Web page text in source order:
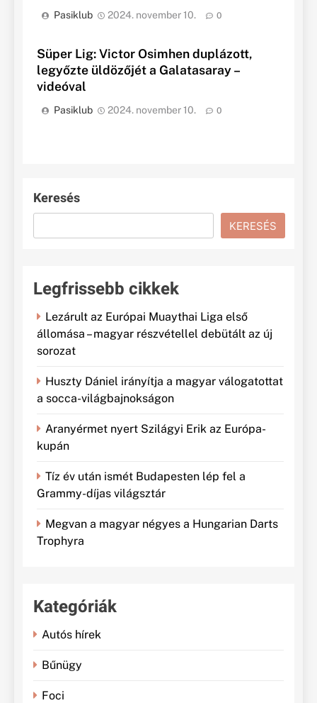
Pasiklub 2024. november 10. 0
Süper Lig: Victor Osimhen duplázott,
legyőzte üldözőjét a Galatasaray –
videóval
Pasiklub 2024. november 10. 0
Keresés
KERESÉS
Legfrissebb cikkek
Lezárult az Európai Muaythai Liga első
állomása – magyar részvétellel debütált az új
sorozat
Huszty Dániel irányítja a magyar válogatottat
a socca-világbajnokságon
Aranyérmet nyert Szilágyi Erik az Európa-
kupán
Tíz év után ismét Budapesten lép fel a
Grammy-díjas világsztár
Megvan a magyar négyes a Hungarian Darts
Trophyra
Kategóriák
Autós hírek
Bűnügy
Foci